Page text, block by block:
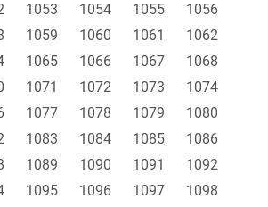
1053 1054 1055
1056
1059 1060 1061
1062
1065 1066 1067
1068
1071 1072 1073
1074
1077 1078 1079
1080
1083 1084 1085
1086
1089 1090 1091
1092
1095 1096 1097
1098